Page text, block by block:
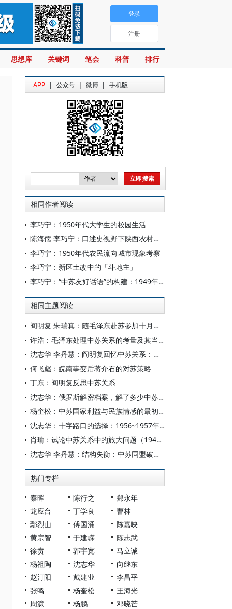
思想库 关键词 笔会 科普 排行
登录
注册
APP | 公众号 | 微博 | 手机版
相同作者阅读
李巧宁：1950年代大学生的校园生活
陈海儒 李巧宁：口述史视野下陕西农村妇女的生育困境（1949-1980）
李巧宁：1950年代农民流向城市现象考察
李巧宁：新区土改中的「斗地主」
李巧宁：“中苏友好话语”的构建：1949年─1960年
相同主题阅读
阎明复 朱瑞真：随毛泽东赴苏参加十月革命庆典
许浩：毛泽东处理中苏关系的考量及其当代价值
沈志华 李丹慧：阎明复回忆中苏关系：半个世纪的恩怨
何飞彪：皖南事变后蒋介石的对苏策略
丁东：阎明复反思中苏关系
沈志华：俄罗斯解密档案，解了多少中苏之谜？
杨奎松：中苏国家利益与民族情感的最初碰撞
沈志华：十字路口的选择：1956~1957年的中国
肖瑜：试论中苏关系中的旅大问题（1945—1955)
沈志华 李丹慧：结构失衡：中苏同盟破裂的深层原因
热门专栏
秦晖 陈行之
郑永年
龙应台
丁学良
曹林
鄢烈山
傅国涌
陈嘉映
黄宗智
于建嵘
陈志武
徐贲
郭宇宽
马立诚
杨祖陶
沈志华
向继东
赵汀阳
戴建业
李昌平
张鸣
杨奎松
王海光
周濂
杨鹏
邓晓芒